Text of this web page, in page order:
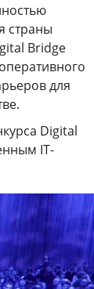
страны
Bridge
для
Digital
IT-